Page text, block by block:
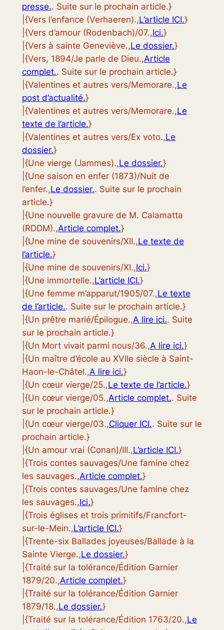
presse.. Suite sur le prochain article.}
|{Vers l’enfance (Verhaeren).,L’article ICI.}
|{Vers d’amour (Rodenbach)/07.,Ici.}
|{Vers à sainte Geneviève.,Le dossier.}
|{Vers, 1894/Je parle de Dieu.,Article
complet.. Suite sur le prochain article.}
|{Valentines et autres vers/Memorare.,Le
post d’actualité.}
|{Valentines et autres vers/Memorare.,Le
texte de l’article.}
|{Valentines et autres vers/Ex voto.,Le
dossier.}
|{Une vierge (Jammes).,Le dossier.}
|{Une saison en enfer (1873)/Nuit de
l’enfer.,Le dossier.. Suite sur le prochain
article.}
|{Une nouvelle gravure de M. Calamatta
(RDDM).,Article complet.}
|{Une mine de souvenirs/XII.,Le texte de
l’article.}
|{Une mine de souvenirs/XI.,Ici.}
|{Une immortelle.,L’article ICI.}
|{Une femme m’apparut/1905/07.,Le texte
de l’article.. Suite sur le prochain article.}
|{Un prêtre marié/Épilogue.,A lire ici.. Suite
sur le prochain article.}
|{Un Mort vivait parmi nous/36.,A lire ici.}
|{Un maître d’école au XVIIe siècle à Saint-
Haon-le-Châtel.,A lire ici.}
|{Un cœur vierge/25.,Le texte de l’article.}
|{Un cœur vierge/05.,Article complet.. Suite
sur le prochain article.}
|{Un cœur vierge/03.,Cliquer ICI.. Suite sur le
prochain article.}
|{Un amour vrai (Conan)/III.,L’article ICI.}
|{Trois contes sauvages/Une famine chez
les sauvages.,Article complet.}
|{Trois contes sauvages/Une famine chez
les sauvages.,Ici.}
|{Trois églises et trois primitifs/Francfort-
sur-le-Mein.,L’article ICI.}
|{Trente-six Ballades joyeuses/Ballade à la
Sainte Vierge.,Le dossier.}
|{Traité sur la tolérance/Édition Garnier
1879/20.,Article complet.}
|{Traité sur la tolérance/Édition Garnier
1879/18.,Le dossier.}
|{Traité sur la tolérance/Édition 1763/20.,Le